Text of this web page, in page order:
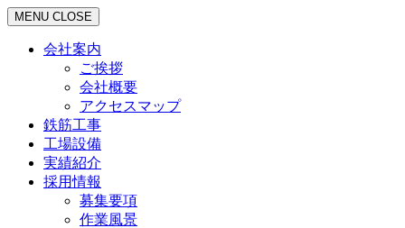
MENU CLOSE
会社案内
ご挨拶
会社概要
アクセスマップ
鉄筋工事
工場設備
実績紹介
採用情報
募集要項
作業風景